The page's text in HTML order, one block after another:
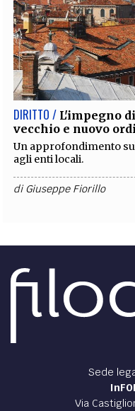
DIRITTO / L'impegno
vecchio e nuovo
Un approfondimento
agli enti locali.
diGiuseppe Fiorillo
Sede
Via